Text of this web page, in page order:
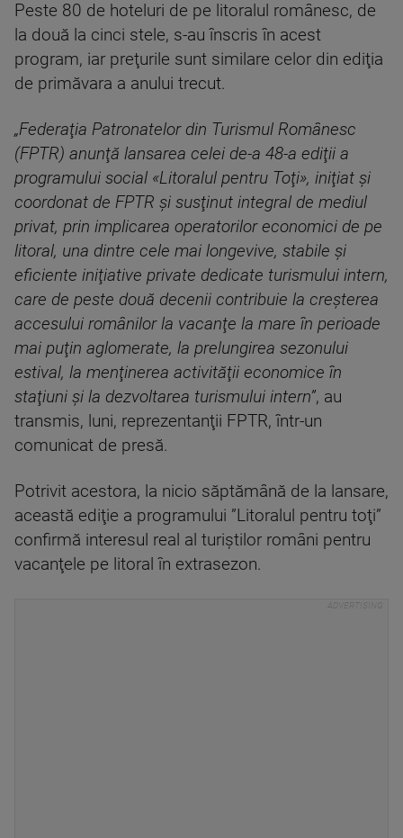
Peste 80 de hoteluri de pe litoralul românesc, de
la două la cinci stele, s-au înscris în acest
program, iar preţurile sunt similare celor din ediţia
de primăvara a anului trecut.
„Federaţia Patronatelor din Turismul Românesc
(FPTR) anunţă lansarea celei de-a 48-a ediţii a
programului social «Litoralul pentru Toţi», iniţiat şi
coordonat de FPTR şi susţinut integral de mediul
privat, prin implicarea operatorilor economici de pe
litoral, una dintre cele mai longevive, stabile şi
eficiente iniţiative private dedicate turismului intern,
care de peste două decenii contribuie la creşterea
accesului românilor la vacanţe la mare în perioade
mai puţin aglomerate, la prelungirea sezonului
estival, la menţinerea activităţii economice în
staţiuni şi la dezvoltarea turismului intern”, au
transmis, luni, reprezentanţii FPTR, într-un
comunicat de presă.
Potrivit acestora, la nicio săptămână de la lansare,
această ediţie a programului ”Litoralul pentru toţi”
confirmă interesul real al turiştilor români pentru
vacanţele pe litoral în extrasezon.